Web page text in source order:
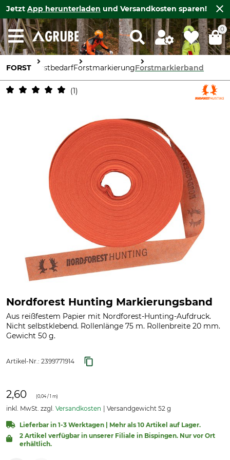
Jetzt App herunterladen und Versandkosten sparen!
0
FORST ForstbedarfForstmarkierungForstmarkierband
1
Nordforest Hunting Markierungsband
Aus reißfestem Papier mit Nordforest-Hunting-Aufdruck.
Nicht selbstklebend. Rollenlänge 75 m. Rollenbreite 20 mm.
Gewicht 50 g.
Artikel-Nr.: 2399771914
2,60 (0,04/ 1 m)
inkl. MwSt. zzgl. Versandkosten Versandgewicht 52 g
Lieferbar in 1-3 Werktagen | Mehr als 10 Artikel auf Lager.
2 Artikel verfügbar in unserer Filiale in Bispingen. Nur vor Ort
erhältlich.